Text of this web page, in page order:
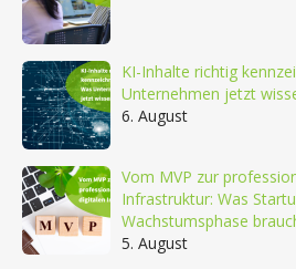
KI-Inhalte richtig
Unternehmen jetzt
6. August
Vom MVP zur
Infrastruktur: Was
Wachstumsphase
5. August